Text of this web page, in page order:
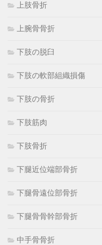
上肢骨折
上腕骨骨折
下肢の脱臼
下肢の軟部組織損傷
下肢の骨折
下肢筋肉
下肢骨折
下腿近位端部骨折
下腿骨遠位部骨折
下腿骨骨幹部骨折
中手骨骨折